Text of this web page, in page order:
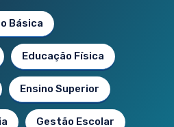
Básica
Educação Física
Ensino Superior
Gestão Escolar